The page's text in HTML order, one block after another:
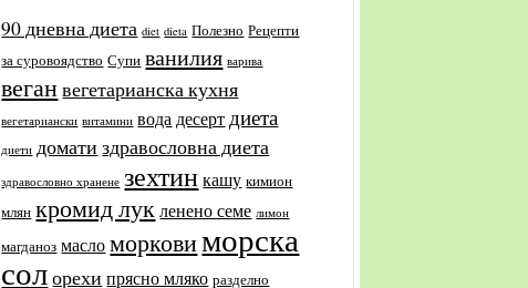
90 дневна диета diet dieta Полезно Рецепти
за суровоядство Супи ванилия варива
веганвегетарианска кухня
вегетариански витамини вода десерт диета
диети домати здравословна диета
здравословно хранене зехтин кашу кимион
млян кромид лук ленено семе лимон
магданоз масло морковиморска
солорехи прясно мляко разделно